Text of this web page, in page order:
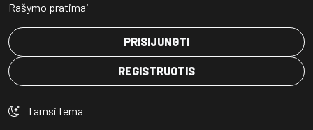
Rašymo pratimai
PRISIJUNGTI
REGISTRUOTIS
Tamsi tema